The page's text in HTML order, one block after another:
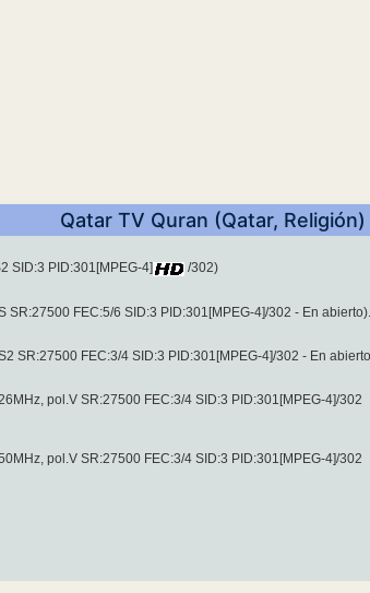
Qatar TV Quran (Qatar, Religión)
SID:3 PID:301[MPEG-4]
/302)
SR:27500 FEC:5/6 SID:3 PID:301[MPEG-4]/302 - En abierto).
SR:27500 FEC:3/4 SID:3 PID:301[MPEG-4]/302 - En
pol.V SR:27500 FEC:3/4 SID:3 PID:301[MPEG-4]/302
pol.V SR:27500 FEC:3/4 SID:3 PID:301[MPEG-4]/302